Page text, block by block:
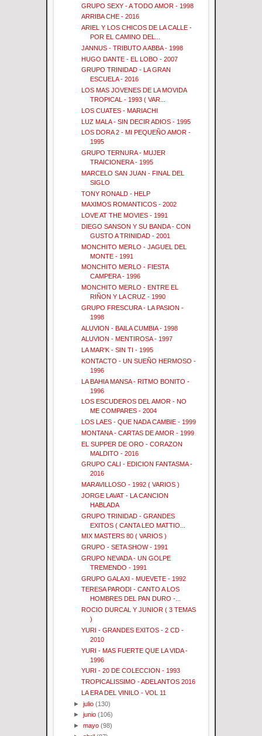
GRUPO SEXY - A TODO AMOR - 1998
ARRIBA CHE - 2016
ARIEL Y LOS CHICOS DE LA CALLE -
POR EL CAMINO DEL...
JANNUS - TRIBUTO A ABBA - 1998
HUGO DANTE - EL LOBO - 2007
GRUPO TRINIDAD - LA GRAN
ESCUELA - 2016
LOS MAS JOVENES DE LA MOVIDA
TROPICAL - 1993 ( VAR...
LOS CUATES - MARIACHI
LUZ MALA - SIN DECIR ADIOS - 1995
LOS DORA 2 - MI PEQUEÑO AMOR -
1995
GRUPO TERNURA - MUJER
TRAICIONERA - 1995
MARCELO SAN JUAN - FINAL DEL
SIGLO
TONY RONALD - HELP
MAXIMOS ROMANTICOS - 2002
LOVE AT THE MOVIES - 1991
DIEGO SANSON Y SU BANDA - CON
GUSTO A TRINIDAD - 2001
MONCHITO MERLO - JAGUEL DEL
MONTE - 1991
MONCHITO MERLO - FIESTA
CAMPERA - 1996
MONCHITO MERLO - ENTRE EL
RIÑON Y LA CRUZ - 1990
GRUPO FRESCURA - LA PASION -
1998
ALUVION - BAILA CUMBIA - 1998
ALUVION - MENTIROSA - 1997
LA MAR'K - SIN TI - 1995
KONTACTO - UN SUEÑO HERMOSO -
1996
LA BAHIA MANSA - RITMO BONITO -
1996
LOS ESCUDEROS DEL AMOR - NO
ME COMPARES - 2004
LOS LAES - QUE NADA CAMBIE - 1999
MONTANA - CARTAS DE AMOR - 1999
EL SUPPER DE ORO - CORAZON
MALDITO - 2016
GRUPO CALI - EDICION FANTASMA -
2016
MARAVILLOSO - 1992 ( VARIOS )
JORGE LAVAT - LA CANCION
HABLADA
GRUPO TRINIDAD - GRANDES
EXITOS ( CANTA LEO MATTIO...
MIX MASTERS 80 ( VARIOS )
GRUPO - SETA SHOW - 1991
GRUPO NEVADA - UN GOLPE
TREMENDO - 1991
GRUPO GALAXI - MUEVETE - 1992
TERESA PARODI - CANTO A LOS
HOMBRES DEL PAN DURO -...
ROCIO DURCAL Y JUNIOR ( 3 TEMAS
)
YURI - GRANDES EXITOS - 2 CD -
2010
YURI - MAS FUERTE QUE LA VIDA -
1996
YURI - 20 DE COLECCION - 1993
TROPICALISSIMO - ADELANTOS 2016
LA ERA DEL VINILO - VOL 11
►julio (130)
►junio (106)
►mayo (98)